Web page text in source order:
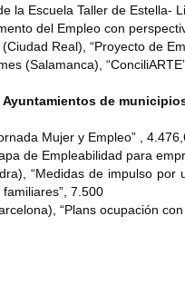
la Escuela Taller de Estella-
del Empleo con
Real), “Proyecto de
(Salamanca),
Ayuntamientos de
Mujer y Empleo” ,
de Empleabilidad para
“Medidas de impulso
7.500
“Plans ocupación